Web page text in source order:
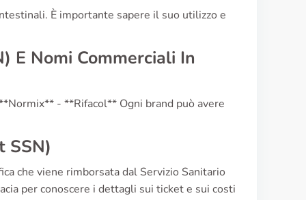
È importante sapere il suo utilizzo e
E Nomi Commerciali In
- **Rifacol** Ogni brand può avere
SSN)
che viene rimborsata dal Servizio Sanitario
per conoscere i dettagli sui ticket e sui costi